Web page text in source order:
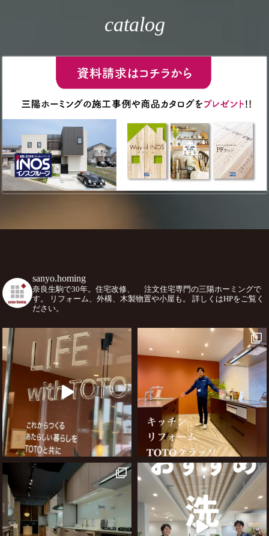
catalog
sanyo.homing
奈良生駒で30年。住宅改修、
注文住宅専門の三陽ホーミングで
す。
リフォーム、外構、木製物置や小屋も。
詳しくはHPをご覧く
ださい。